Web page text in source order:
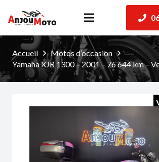
Accueil
Motos d’occasion
Yamaha XJR 1300 – 2001 – 76 644 km –